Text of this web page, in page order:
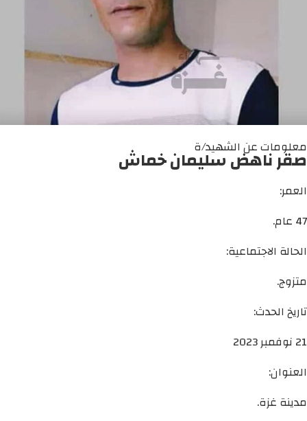
معلومات عن الشهيد/ة
صقر ناهض سليمان خماش
العمر:
47 عام.
الحالة الاجتماعية:
متزوج.
تاريخ الحدث:
21 نوفمبر 2023
العنوان:
مدينة غزة.